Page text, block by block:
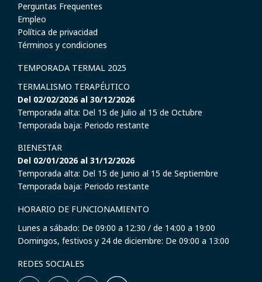
Perguntas Frequentes
Empleo
Política de privacidad
Términos y condiciones
TEMPORADA TERMAL 2025
TERMALISMO TERAPÉUTICO
Del 02/02/2026 al 30/12/2026
Temporada alta: Del 15 de Julio al 15 de Octubre
Temporada baja: Periodo restante
BIENESTAR
Del 02/01/2026 al 31/12/2026
Temporada alta: Del 15 de Junio al 15 de Septiembre
Temporada baja: Periodo restante
HORARIO DE FUNCIONAMIENTO
Lunes a sábado: De 09:00 a 12:30 / de 14:00 a 19:00
Domingos, festivos y 24 de diciembre: De 09:00 a 13:00
REDES SOCIALES